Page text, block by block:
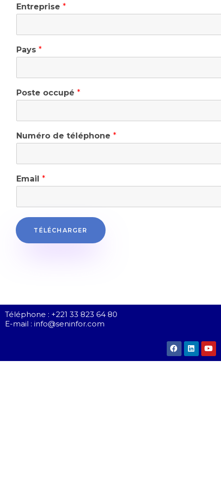
Entreprise*
Pays*
Poste occupé*
Numéro de téléphone*
Email*
TÉLÉCHARGER
Téléphone : +221 33 823 64 80
E-mail : info@seninfor.com